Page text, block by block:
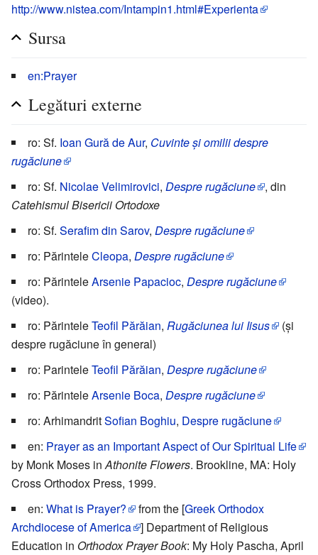
http://www.nistea.com/Intampin1.html#Experienta
Sursa
en:Prayer
Legături externe
ro: Sf. Ioan Gură de Aur, Cuvinte și omilii despre
rugăciune
ro: Sf. Nicolae Velimirovici, Despre rugăciune
, din
Catehismul Bisericii Ortodoxe
ro: Sf. Serafim din Sarov, Despre rugăciune
ro: PărinteleCleopa, Despre rugăciune
ro: PărinteleArsenie Papacioc, Despre rugăciune
(video).
ro: PărinteleTeofil Părăian, Rugăciunea lui Iisus
(și
despre rugăciune în general)
ro: ParinteleTeofil Părăian, Despre rugăciune
ro: PărinteleArsenie Boca, Despre rugăciune
ro: ArhimandritSofian Boghiu, Despre rugăciune
en: Prayer as an Important Aspect of Our Spiritual Life
by Monk Moses inAthonite Flowers. Brookline, MA: Holy
Cross Orthodox Press, 1999.
en: What is Prayer? from the [Greek Orthodox
Archdiocese of America ] Department of Religious
Education in Orthodox Prayer Book: My Holy Pascha, April